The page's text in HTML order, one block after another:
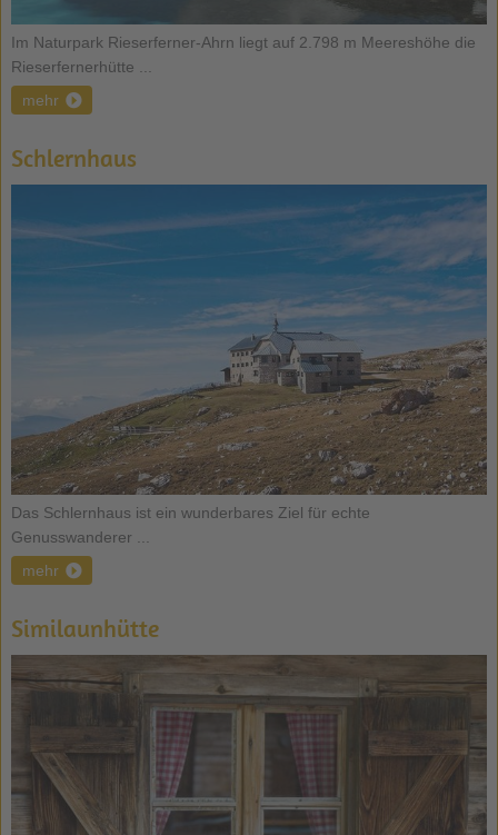
Im Naturpark Rieserferner-Ahrn liegt auf 2.798 m Meereshöhe die
Rieserfernerhütte ...
mehr
Schlernhaus
Das Schlernhaus ist ein wunderbares Ziel für echte
Genusswanderer ...
mehr
Similaunhütte